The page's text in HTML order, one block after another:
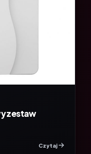
zestaw
Czytaj